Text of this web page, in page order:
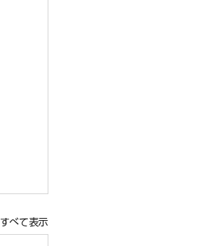
すべて表示